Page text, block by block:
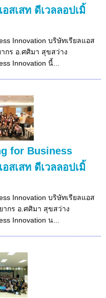
สเสท ดีเวลลอปเมิ้
Innovation บริษัทเรียลแอส
กร อ.ศศิมา สุขสว่าง
Innovation นี้...
for Business
สเสท ดีเวลลอปเมิ้
Innovation บริษัทเรียลแอส
ากร อ.ศศิมา สุขสว่าง
Innovation น...